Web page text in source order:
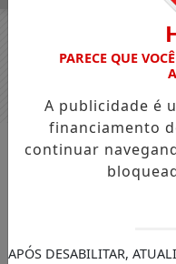
NOTÍCIAS GERAL
Procissões e
PARECE QUE
A publicidade é
financiamento
continuar
APÓS DESABILITAR,